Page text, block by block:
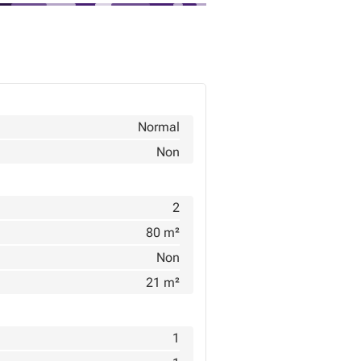
Normal
Non
2
80 m²
Non
21 m²
1